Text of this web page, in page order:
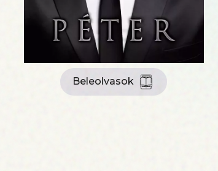
Beleolvasok